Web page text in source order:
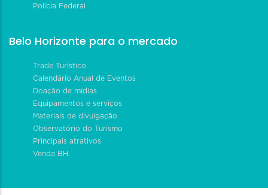
Polícia Federal
Belo Horizonte para o mercado
Trade Turístico
Calendário Anual de Eventos
Doação de mídias
Equipamentos e serviços
Materiais de divulgação
Observatório do Turismo
Principais atrativos
Venda BH